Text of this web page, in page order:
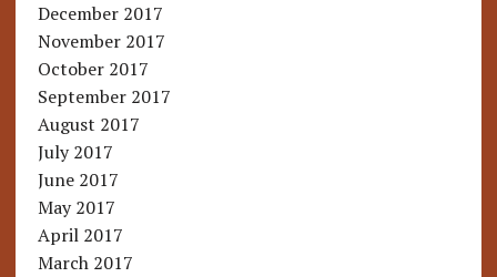
December 2017
November 2017
October 2017
September 2017
August 2017
July 2017
June 2017
May 2017
April 2017
March 2017